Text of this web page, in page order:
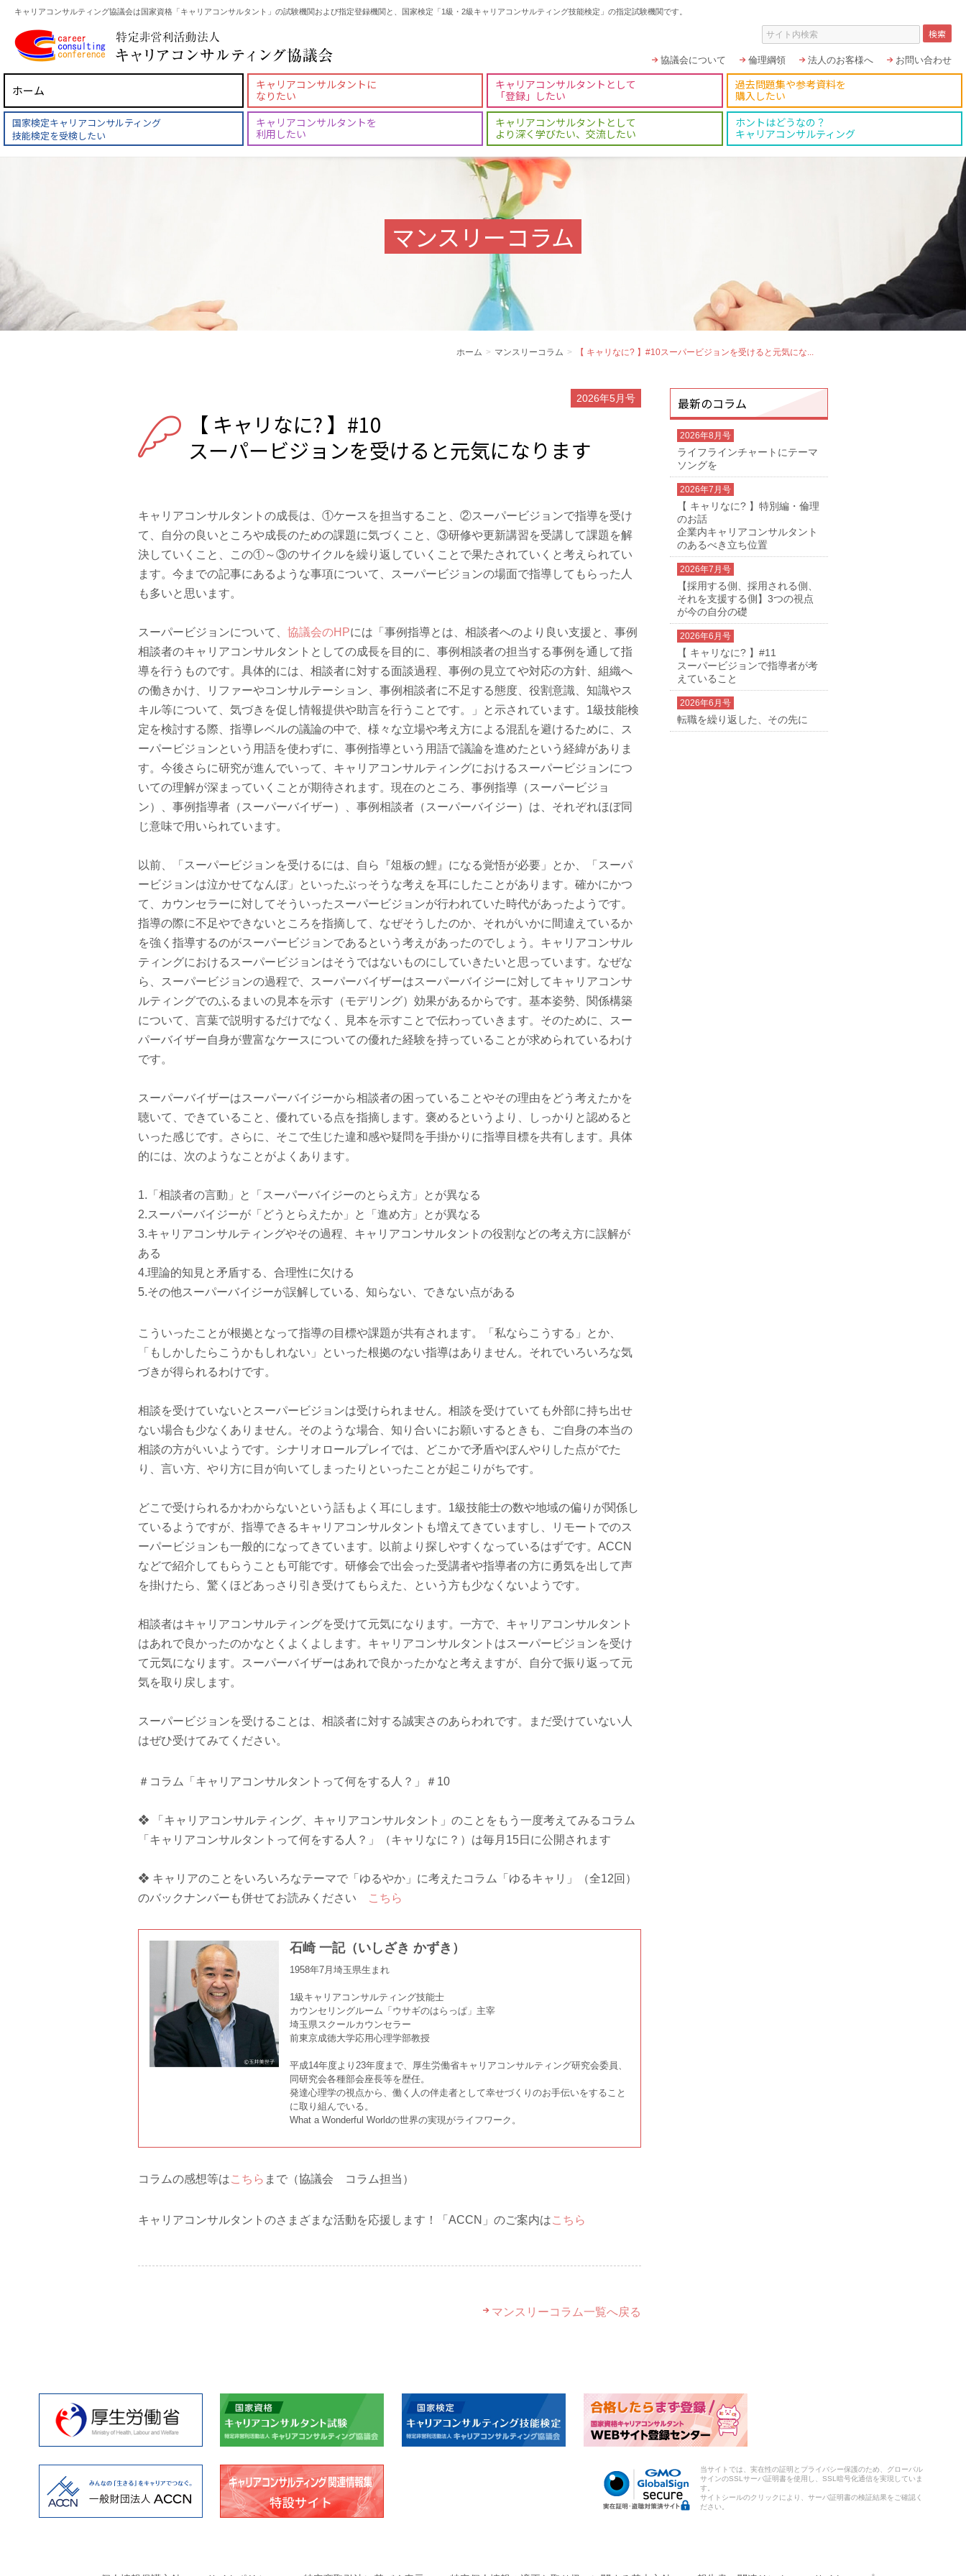
キャリアコンサルティング協議会は国家資格「キャリアコンサルタント」の試験機関および指定登録機関と、国家検定「1級・2級キャリアコンサルティング技能検定」の指定試験機関です。
協議会について 倫理綱領 法人のお客様へ お問い合わせ
ホーム
キャリアコンサルタントに
なりたい
キャリアコンサルタントとして
「登録」したい
過去問題集や参考資料を
購入したい
国家検定キャリアコンサルティング
技能検定を受検したい
キャリアコンサルタントを
利用したい
キャリアコンサルタントとして
より深く学びたい、交流したい
ホントはどうなの？
キャリアコンサルティング
マンスリーコラム
ホーム マンスリーコラム 【 キャリなに? 】#10スーパービジョンを受けると元気にな...
2026年5月号
【 キャリなに? 】#10
スーパービジョンを受けると元気になります
キャリアコンサルタントの成長は、①ケースを担当すること、②スーパービジョンで指導を受け
て、自分の良いところや成長のための課題に気づくこと、③研修や更新講習を受講して課題を解
決していくこと、この①～③のサイクルを繰り返していくことで果たされていくと考えられてい
ます。今までの記事にあるような事項について、スーパービジョンの場面で指導してもらった人
も多いと思います。
スーパービジョンについて、 協議会のHPには「事例指導とは、相談者へのより良い支援と、事例
相談者のキャリアコンサルタントとしての成長を目的に、事例相談者の担当する事例を通して指
導を行うものです。具体的には、相談者に対する面談過程、事例の見立てや対応の方針、組織へ
の働きかけ、リファーやコンサルテーション、事例相談者に不足する態度、役割意識、知識やス
キル等について、気づきを促し情報提供や助言を行うことです。」と示されています。1級技能検
定を検討する際、指導レベルの議論の中で、様々な立場や考え方による混乱を避けるために、ス
ーパービジョンという用語を使わずに、事例指導という用語で議論を進めたという経緯がありま
す。今後さらに研究が進んでいって、キャリアコンサルティングにおけるスーパービジョンにつ
いての理解が深まっていくことが期待されます。現在のところ、事例指導（スーパービジョ
ン）、事例指導者（スーパーバイザー）、事例相談者（スーパーバイジー）は、それぞれほぼ同
じ意味で用いられています。
以前、「スーパービジョンを受けるには、自ら『俎板の鯉』になる覚悟が必要」とか、「スーパ
ービジョンは泣かせてなんぼ」といったぶっそうな考えを耳にしたことがあります。確かにかつ
て、カウンセラーに対してそういったスーパービジョンが行われていた時代があったようです。
指導の際に不足やできないところを指摘して、なぜそうしたのか、それがいかに間違えているか
を強く指導するのがスーパービジョンであるという考えがあったのでしょう。キャリアコンサル
ティングにおけるスーパービジョンはそうではないものにしていきたいと思っています。なぜな
ら、スーパービジョンの過程で、スーパーバイザーはスーパーバイジーに対してキャリアコンサ
ルティングでのふるまいの見本を示す（モデリング）効果があるからです。基本姿勢、関係構築
について、言葉で説明するだけでなく、見本を示すことで伝わっていきます。そのために、スー
パーバイザー自身が豊富なケースについての優れた経験を持っていることが求められているわけ
です。
スーパーバイザーはスーパーバイジーから相談者の困っていることやその理由をどう考えたかを
聴いて、できていること、優れている点を指摘します。褒めるというより、しっかりと認めると
いった感じです。さらに、そこで生じた違和感や疑問を手掛かりに指導目標を共有します。具体
的には、次のようなことがよくあります。
1.「相談者の言動」と「スーパーバイジーのとらえ方」とが異なる
2.スーパーバイジーが「どうとらえたか」と「進め方」とが異なる
3.キャリアコンサルティングやその過程、キャリアコンサルタントの役割などの考え方に誤解が
ある
4.理論的知見と矛盾する、合理性に欠ける
5.その他スーパーバイジーが誤解している、知らない、できない点がある
こういったことが根拠となって指導の目標や課題が共有されます。「私ならこうする」とか、
「もしかしたらこうかもしれない」といった根拠のない指導はありません。それでいろいろな気
づきが得られるわけです。
相談を受けていないとスーパービジョンは受けられません。相談を受けていても外部に持ち出せ
ない場合も少なくありません。そのような場合、知り合いにお願いするときも、ご自身の本当の
相談の方がいいようです。シナリオロールプレイでは、どこかで矛盾やぼんやりした点がでた
り、言い方、やり方に目が向いてしまったりといったことが起こりがちです。
どこで受けられるかわからないという話もよく耳にします。1級技能士の数や地域の偏りが関係し
ているようですが、指導できるキャリアコンサルタントも増えてきていますし、リモートでのス
ーパービジョンも一般的になってきています。以前より探しやすくなっているはずです。ACCN
などで紹介してもらうことも可能です。研修会で出会った受講者や指導者の方に勇気を出して声
を掛けたら、驚くほどあっさり引き受けてもらえた、という方も少なくないようです。
相談者はキャリアコンサルティングを受けて元気になります。一方で、キャリアコンサルタント
はあれで良かったのかなとくよくよします。キャリアコンサルタントはスーパービジョンを受け
て元気になります。スーパーバイザーはあれで良かったかなと考えますが、自分で振り返って元
気を取り戻します。
スーパービジョンを受けることは、相談者に対する誠実さのあらわれです。まだ受けていない人
はぜひ受けてみてください。
＃コラム「キャリアコンサルタントって何をする人？」＃10
❖ 「キャリアコンサルティング、キャリアコンサルタント」のことをもう一度考えてみるコラム
「キャリアコンサルタントって何をする人？」（キャリなに？）は毎月15日に公開されます
❖ キャリアのことをいろいろなテーマで「ゆるやか」に考えたコラム「ゆるキャリ」（全12回）
のバックナンバーも併せてお読みください
こちら
石崎 一記（いしざき かずき）
1958年7月埼玉県生まれ
1級キャリアコンサルティング技能士
カウンセリングルーム「ウサギのはらっぱ」主宰
埼玉県スクールカウンセラー
前東京成徳大学応用心理学部教授
平成14年度より23年度まで、厚生労働省キャリアコンサルティング研究会委員、
同研究会各種部会座長等を歴任。
発達心理学の視点から、働く人の伴走者として幸せづくりのお手伝いをすること
に取り組んでいる。
What a Wonderful Worldの世界の実現がライフワーク。
コラムの感想等はこちら まで（協議会 コラム担当）
キャリアコンサルタントのさまざまな活動を応援します！「ACCN」のご案内はこちら
マンスリーコラム一覧へ戻る
最新のコラム
2026年8月号
ライフラインチャートにテーマ
ソングを
2026年7月号
【 キャリなに? 】特別編・倫理
のお話
企業内キャリアコンサルタント
のあるべき立ち位置
2026年7月号
【採用する側、採用される側、
それを支援する側】3つの視点
が今の自分の礎
2026年6月号
【 キャリなに? 】#11
スーパービジョンで指導者が考
えていること
2026年6月号
転職を繰り返した、その先に
当サイトでは、実在性の証明とプライバシー保護のため、グローバル
サインのSSLサーバ証明書を使用し、SSL暗号化通信を実現していま
す。
サイトシールのクリックにより、サーバ証明書の検証結果をご確認く
ださい。